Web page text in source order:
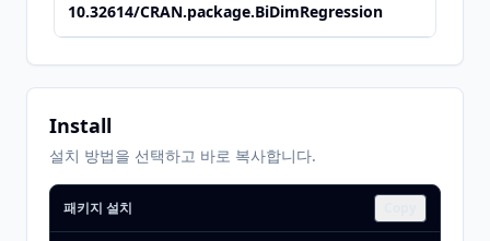
10.32614/CRAN.package.BiDimRegression
Install
설치 방법을 선택하고 바로 복사합니다.
패키지 설치